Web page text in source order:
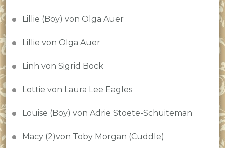
Lillie (Boy) von Olga Auer
Lillie von Olga Auer
Linh von Sigrid Bock
Lottie von Laura Lee Eagles
Louise (Boy) von Adrie Stoete-Schuiteman
Macy (2)von Toby Morgan (Cuddle)